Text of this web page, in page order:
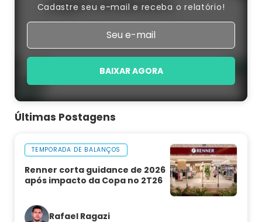
Cadastre seu e-mail e receba o relatório!
BAIXAR AGORA
Últimas Postagens
TEMPORADA DE BALANÇOS
Renner corta guidance de 2026
após impacto da Copa no 2T26
Rafael Ragazi